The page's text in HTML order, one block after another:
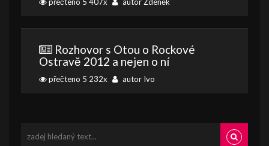
Rozhovor s Otou o Rockové
Ostravě 2012 a nejen o ní
přečteno 5 232x autor Ivo